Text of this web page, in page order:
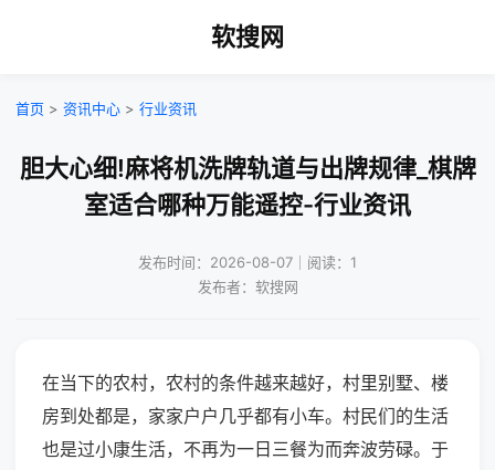
软搜网
首页 > 资讯中心 > 行业资讯
胆大心细!麻将机洗牌轨道与出牌规律_棋牌
室适合哪种万能遥控-行业资讯
发布时间：2026-08-07｜阅读：1
发布者：软搜网
在当下的农村，农村的条件越来越好，村里别墅、楼
房到处都是，家家户户几乎都有小车。村民们的生活
也是过小康生活，不再为一日三餐为而奔波劳碌。于